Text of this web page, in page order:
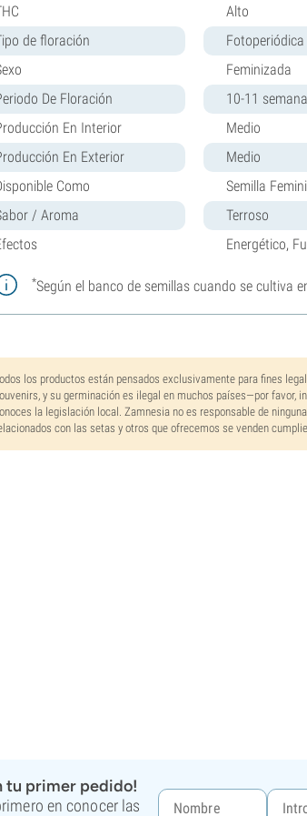
Alto
de floración
Fotoperiódica
Feminizada
De Floración
10-11
En Interior
Medio
En Exterior
Medio
Como
Semilla
/ Aroma
Terroso
Energético,
*Según el banco de semillas cuando se cultiva
los productos están pensados exclusivamente para fines
y su germinación es ilegal en muchos países—por favor,
la legislación local. Zamnesia no es responsable de
con las setas y otros que ofrecemos se venden
tu primer pedido!
en conocer las